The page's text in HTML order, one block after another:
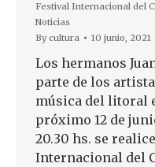
Festival Internacional del
Noticias
Bycultura 10 junio, 2021
Los hermanos
parte de los
música del litoral
próximo 12 de
20.30 hs. se
Internacional del